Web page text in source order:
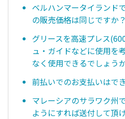
ベルハンマータイランド
の販売価格は同じですか？
グリースを高速プレス
ュ・ガイドなどに使用を
なく使用できるでしょう
前払いでのお支払いはで
マレーシアのサラワク州
ようにすれば送付して頂